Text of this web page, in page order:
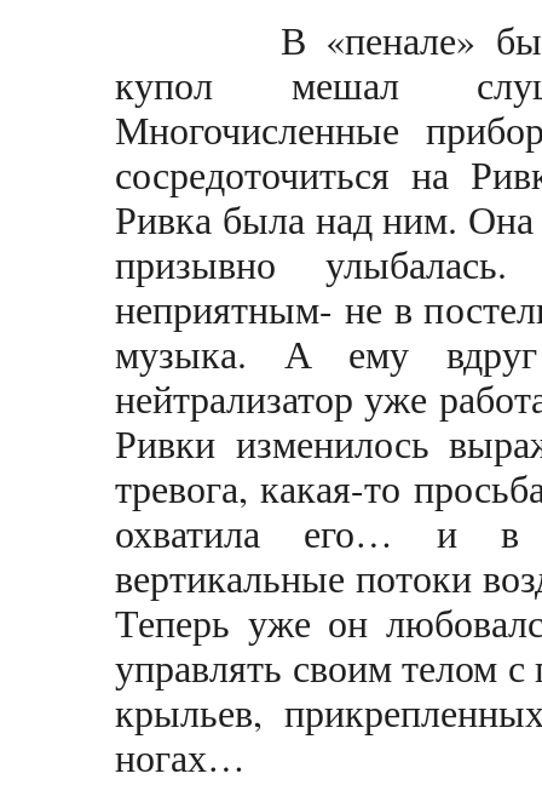
В «пенале» было
купол мешал
Многочисленные
сосредоточиться на
Ривка была над ним. Она
призывно
неприятным- не в
музыка. А ему
нейтрализатор уже
Ривки изменилось
тревога, какая-то
охватила его… и
вертикальные потоки
Теперь уже он
управлять своим телом
крыльев,
ногах…